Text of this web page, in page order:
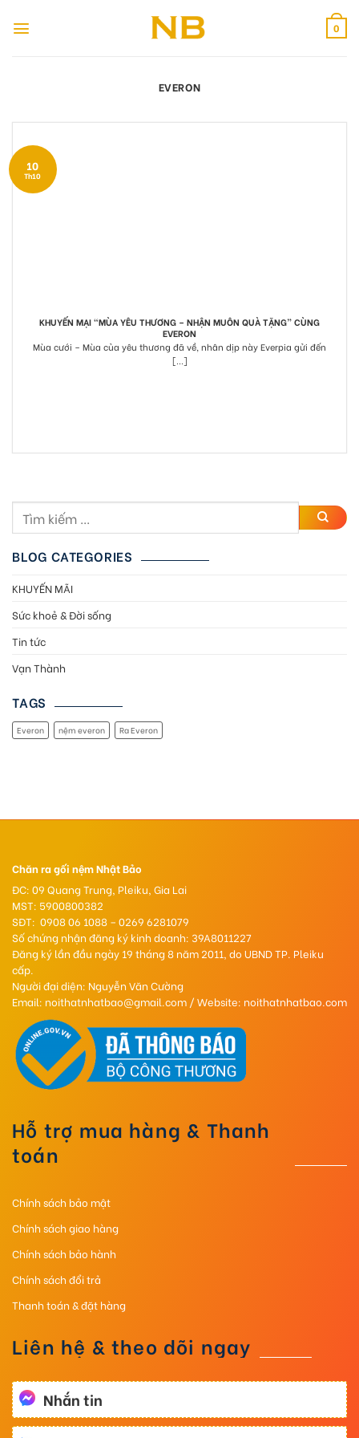
qua
nội
0
EVERON
BLOG CATEGORIES
KHUYẾN MÃI
Sức khoẻ & Đời sống
Tin tức
Vạn Thành
TAGS
Everon nệm everon Ra Everon
KHUYẾN MẠI “MÙA YÊU THƯƠNG – NHẬN MUÔN QUÀ TẶNG” CÙNG
EVERON
Mùa cưới – Mùa của yêu thương đã về, nhân dịp này Everpia gửi đến
[...]
10
Th10
Chăn ra gối nệm Nhật Bảo
ĐC: 09 Quang Trung, Pleiku, Gia Lai
MST: 5900800382
SĐT: 0908 06 1088 – 0269 6281079
Số chứng nhận đăng ký kinh doanh: 39A8011227
Đăng ký lần đầu ngày 19 tháng 8 năm 2011, do UBND TP. Pleiku
cấp.
Người đại diện: Nguyễn Văn Cường
Email: noithatnhatbao@gmail.com / Website: noithatnhatbao.com
Hỗ trợ mua hàng & Thanh
toán
Chính sách bảo mật
Chính sách giao hàng
Chính sách bảo hành
Chính sách đổi trả
Thanh toán & đặt hàng
Liên hệ & theo dõi ngay
Nhắn tin